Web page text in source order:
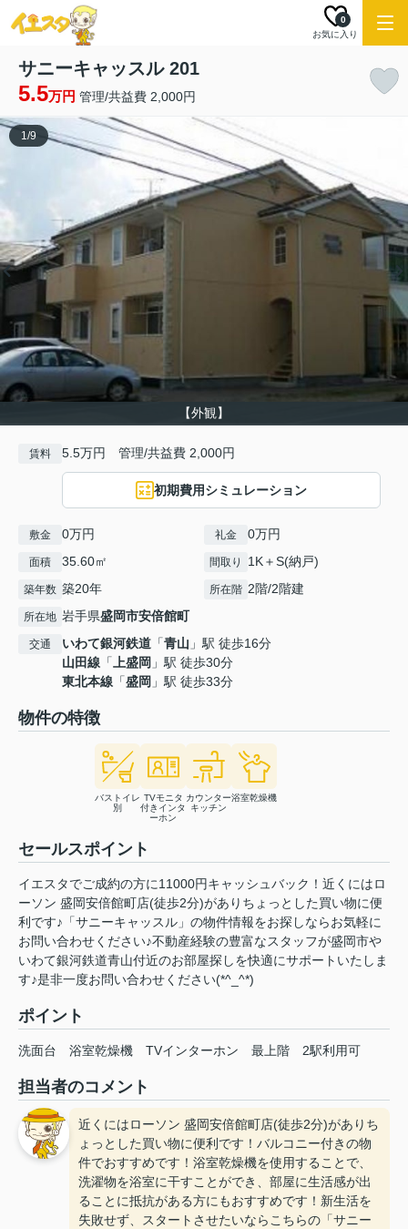
お気に入り
0
サニーキャッスル 201
5.5万円 管理/共益費 2,000円
【外観】
1/9
賃料 5.5万円 管理/共益費 2,000円
初期費用シミュレーション
敷金 0万円 礼金 0万円
面積 35.60㎡ 間取り 1K＋S(納戸)
築年数 築20年 所在階 2階/2階建
所在地 岩手県盛岡市安倍館町
交通 いわて銀河鉄道 「青山 」駅 徒歩16分
山田線 「上盛岡 」駅 徒歩30分
東北本線 「盛岡 」駅 徒歩33分
物件の特徴
バストイレ
別
TVモニタ
付きインタ
ーホン
カウンター
キッチン
浴室乾燥機
セールスポイント
イエスタでご成約の方に11000円キャッシュバック！近くにはロ
ーソン 盛岡安倍館町店(徒歩2分)がありちょっとした買い物に便
利です♪「サニーキャッスル」の物件情報をお探しならお気軽に
お問い合わせください♪不動産経験の豊富なスタッフが盛岡市や
いわて銀河鉄道青山付近のお部屋探しを快適にサポートいたしま
す♪是非一度お問い合わせください(*^_^*)
ポイント
洗面台 浴室乾燥機 TVインターホン 最上階 2駅利用可
担当者のコメント
近くにはローソン 盛岡安倍館町店(徒歩2分)がありち
ょっとした買い物に便利です！バルコニー付きの物
件でおすすめです！浴室乾燥機を使用することで、
洗濯物を浴室に干すことができ、部屋に生活感が出
ることに抵抗がある方にもおすすめです！新生活を
失敗せず、スタートさせたいならこちらの「サニー